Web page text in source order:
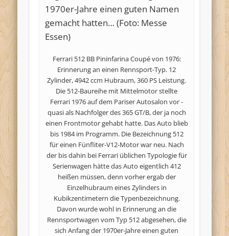
Ferrari 512 BB Pininfarina Coupé von 1976:
Erinnerung an einen Rennsport-Typ. 12
Zylinder, 4942 ccm Hubraum, 360 PS Leistung.
Die 512-Baureihe mit Mittelmotor stellte
Ferrari 1976 auf dem Pariser Autosalon vor -
quasi als Nachfolger des 365 GT/B, der ja noch
einen Frontmotor gehabt hatte. Das Auto blieb
bis 1984 im Programm. Die Bezeichnung 512
für einen Fünfliter-V12-Motor war neu. Nach
der bis dahin bei Ferrari üblichen Typologie für
Serienwagen hätte das Auto eigentlich 412
heißen müssen, denn vorher ergab der
Einzelhubraum eines Zylinders in
Kubikzentimetern die Typenbezeichnung.
Davon wurde wohl in Erinnerung an die
Rennsportwagen vom Typ 512 abgesehen, die
sich Anfang der 1970er-Jahre einen guten